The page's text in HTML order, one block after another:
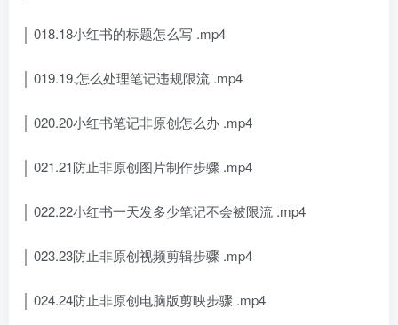
│ 018.18小红书的标题怎么写 .mp4
│ 019.19.怎么处理笔记违规限流 .mp4
│ 020.20小红书笔记非原创怎么办 .mp4
│ 021.21防止非原创图片制作步骤 .mp4
│ 022.22小红书一天发多少笔记不会被限流 .mp4
│ 023.23防止非原创视频剪辑步骤 .mp4
│ 024.24防止非原创电脑版剪映步骤 .mp4